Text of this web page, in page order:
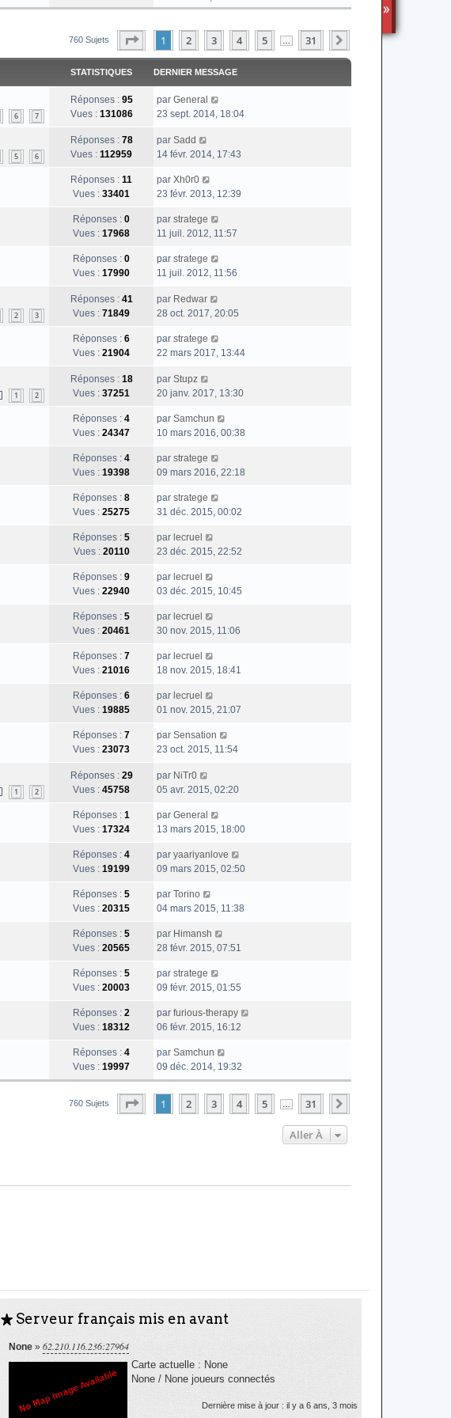
i
e
d
r
n
e
r
e
s
a
g
760 Sujets Page Sur
1 2 3 4 5 31 Suivante
STATISTIQUES DERNIER MESSAGE
6 7
Réponses : 95
Vues : 131086
par General
23 sept. 2014, 18:04
5 6
Réponses : 78
Vues : 112959
par Sadd
14 févr. 2014, 17:43
Réponses : 11
Vues : 33401
par Xh0r0
23 févr. 2013, 12:39
Réponses : 0
Vues : 17968
par stratege
11 juil. 2012, 11:57
Réponses : 0
Vues : 17990
par stratege
11 juil. 2012, 11:56
2 3
Réponses : 41
Vues : 71849
par Redwar
28 oct. 2017, 20:05
Réponses : 6
Vues : 21904
par stratege
22 mars 2017, 13:44
1 2
Réponses : 18
Vues : 37251
par Stupz
20 janv. 2017, 13:30
Réponses : 4
Vues : 24347
par Samchun
10 mars 2016, 00:38
Réponses : 4
Vues : 19398
par stratege
09 mars 2016, 22:18
Réponses : 8
Vues : 25275
par stratege
31 déc. 2015, 00:02
Réponses : 5
Vues : 20110
par lecruel
23 déc. 2015, 22:52
Réponses : 9
Vues : 22940
par lecruel
03 déc. 2015, 10:45
Réponses : 5
Vues : 20461
par lecruel
30 nov. 2015, 11:06
Réponses : 7
Vues : 21016
par lecruel
18 nov. 2015, 18:41
Réponses : 6
Vues : 19885
par lecruel
01 nov. 2015, 21:07
Réponses : 7
Vues : 23073
par Sensation
23 oct. 2015, 11:54
1 2
Réponses : 29
Vues : 45758
par NiTr0
05 avr. 2015, 02:20
Réponses : 1
Vues : 17324
par General
13 mars 2015, 18:00
Réponses : 4
Vues : 19199
par yaariyanlove
09 mars 2015, 02:50
Réponses : 5
Vues : 20315
par Torino
04 mars 2015, 11:38
Réponses : 5
Vues : 20565
par Himansh
28 févr. 2015, 07:51
Réponses : 5
Vues : 20003
par stratege
09 févr. 2015, 01:55
Réponses : 2
Vues : 18312
par furious-therapy
06 févr. 2015, 16:12
Réponses : 4
Vues : 19997
par Samchun
09 déc. 2014, 19:32
760 Sujets Page Sur
1 2 3 4 5 31
Aller À
S Serveur français mis en avant
None » 62.210.116.236:27964
Carte actuelle : None
None / None joueurs connectés
Dernière mise à jour : il y a 6 ans, 3 mois